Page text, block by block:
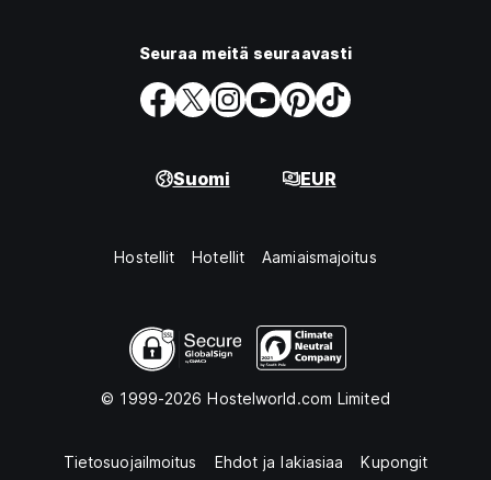
Seuraa meitä seuraavasti
Suomi EUR
Hostellit Hotellit Aamiaismajoitus
© 1999-2026 Hostelworld.com Limited
Tietosuojailmoitus Ehdot ja lakiasiaa Kupongit